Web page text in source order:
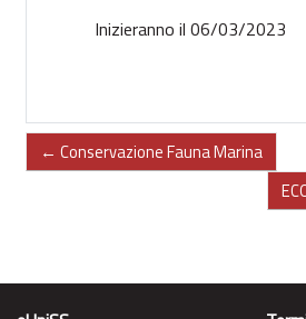
Inizieranno il 06/03/2023
← Conservazione Fauna Marina